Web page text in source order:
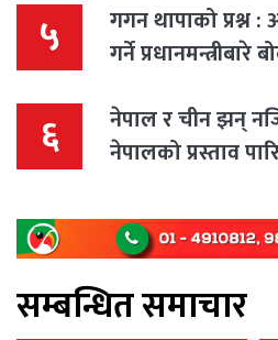
५
गगन थापाको प्रश्न
गर्ने प्रधानमन्त्रीबारे
६
नेपाल र चीन झन्
नेपालको प्रस्ताव
सम्बन्धित समाचार